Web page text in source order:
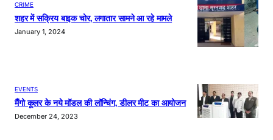
CRIME
शहर में सक्रिय बाइक चोर, लगातार सामने आ रहे मामले
January 1, 2024
EVENTS
मैंगो कूलर के नये मॉडल की लॉन्चिंग, डीलर मीट का आयोजन
December 24, 2023